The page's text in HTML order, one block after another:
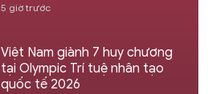
5 giờ trước
Việt Nam giành 7 huy chương
tại Olympic Trí tuệ nhân tạo
quốc tế 2026